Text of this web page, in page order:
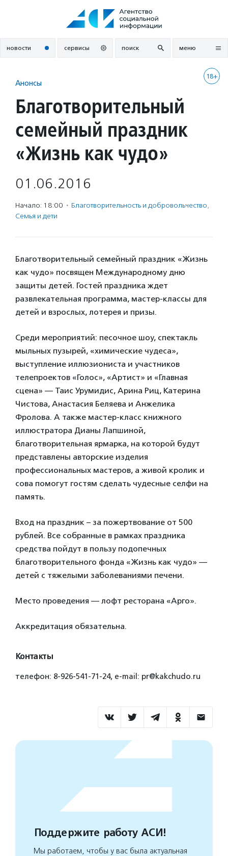
новости сервисы поиск меню
18+
Анонсы
Благотворительный
семейный праздник
«Жизнь как чудо»
01.06.2016
Начало: 18:00 · Благотвори­тель­ность и доброволь­чест­во,
Семья и дети
Благотворительный семейный праздник «Жизнь
как чудо» посвящен Международному дню
защиты детей. Гостей праздника ждет
развлекательная программа, мастер-классы для
детей и взрослых, лотерея и призы.
Среди мероприятий: песочное шоу, спектакль
мыльных пузырей, «химические чудеса»,
выступление иллюзиониста и участников
телепроектов «Голос», «Артист» и «Главная
сцена» — Таис Урумидис, Арина Риц, Катерина
Чистова, Анастасия Беляева и Анжелика
Фролова. А также мастер-класс книжного
иллюстратора Дианы Лапшиной,
благотворительная ярмарка, на которой будут
представлены авторские изделия
профессиональных мастеров, а живой кролик и
сова помогут гостям сделать чудесные селфи на
память.
Вход на праздник – за пожертвование от 500
рублей. Все собранные в рамках праздника
средства пойдут в пользу подопечных
благотворительного фонда «Жизнь как чудо» —
детей с тяжелыми заболеваниями печени.
Место проведения — лофт ресторана «Арго».
Аккредитация обязательна.
Контакты
телефон: 8-926-541-71-24, e-mail: pr@kakchudo.ru
Поддержите работу АСИ!
Мы работаем, чтобы у вас была актуальная